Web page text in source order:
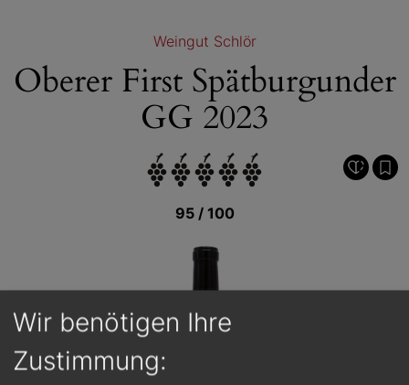
Weingut Schlör
Oberer First Spätburgunder
GG 2023
95 / 100
Wir benötigen Ihre
Zustimmung: